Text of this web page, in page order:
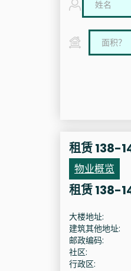
租赁 138-
物业概览
租赁 138-
大楼地址:
建筑其他地址:
邮政编码:
社区:
行政区: